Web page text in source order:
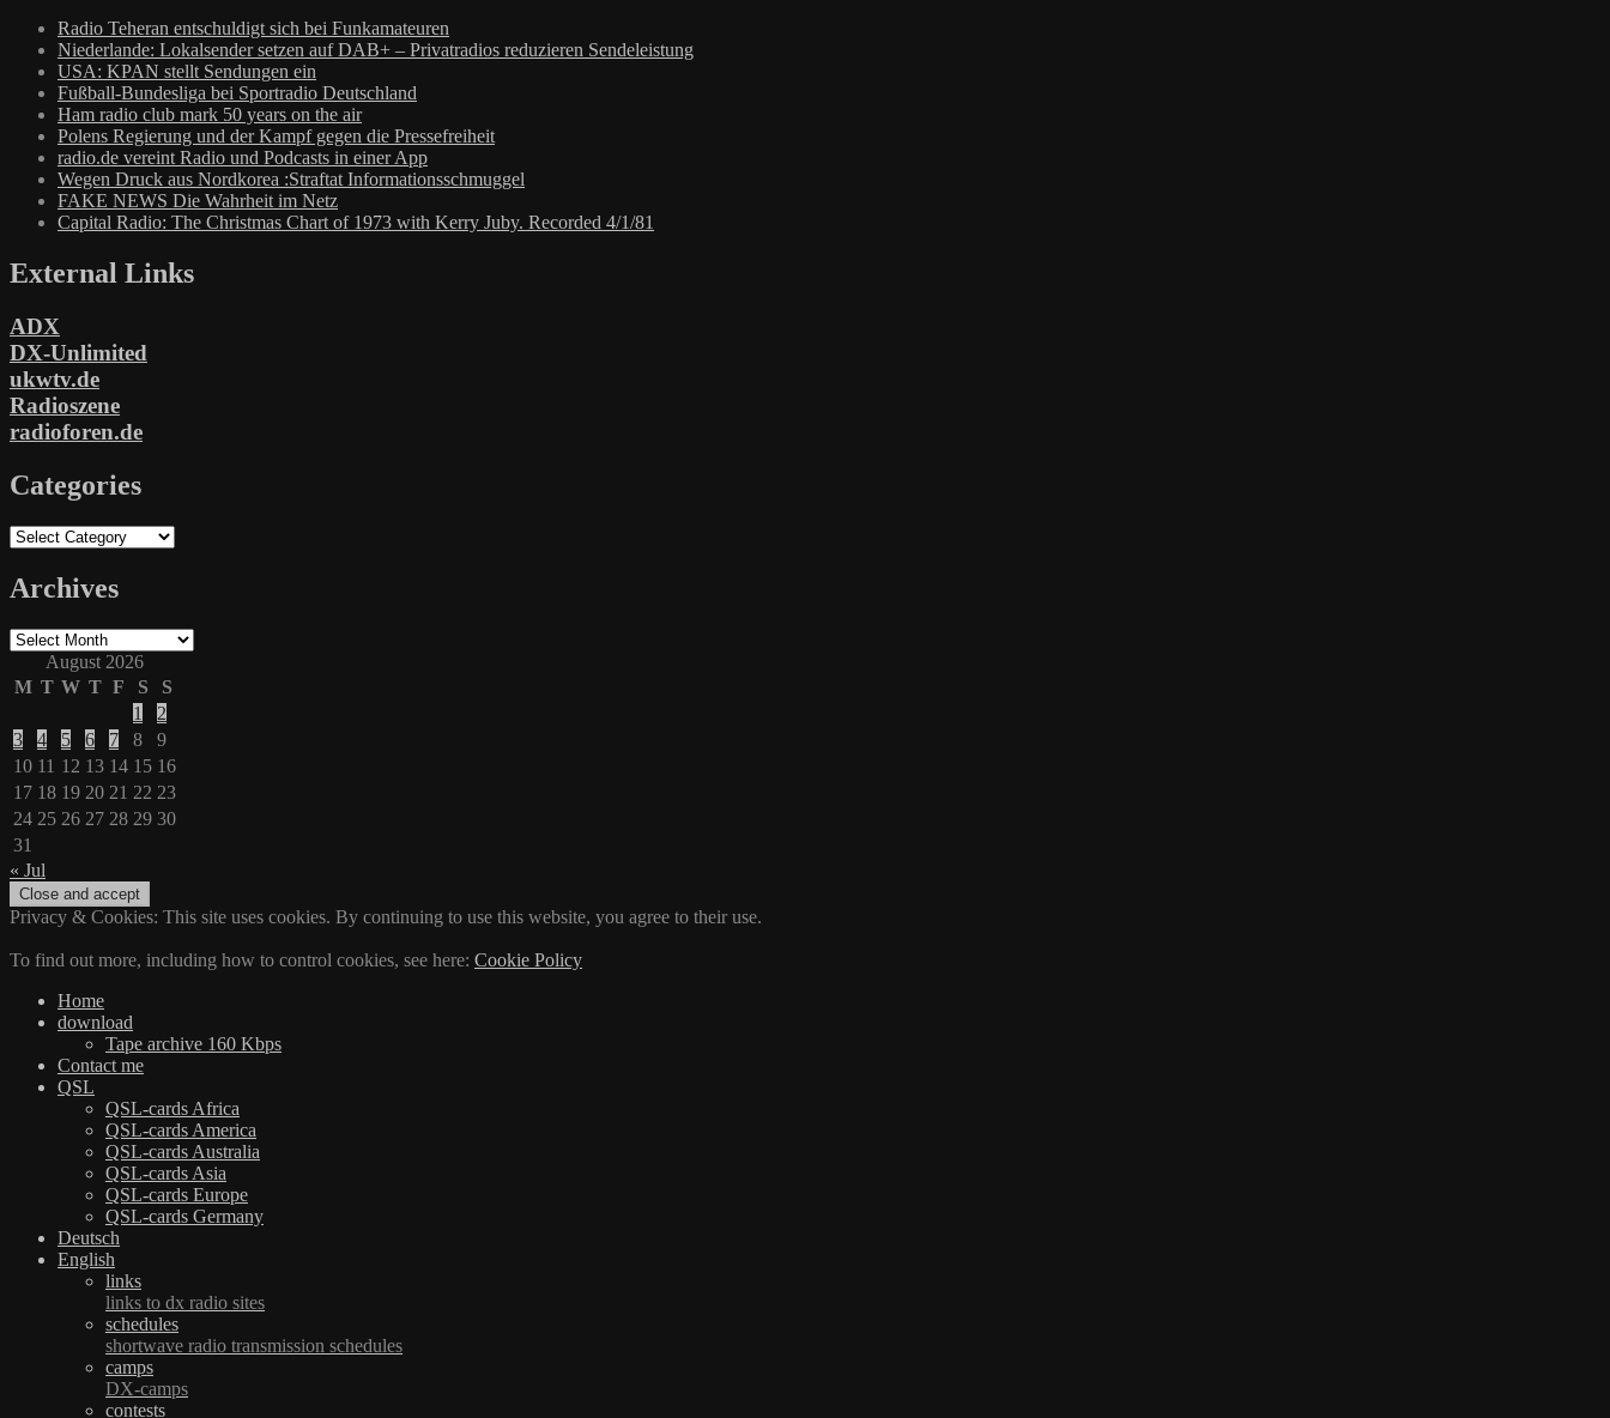
Radio Teheran entschuldigt sich bei Funkamateuren
Niederlande: Lokalsender setzen auf DAB+ – Privatradios reduzieren Sendeleistung
USA: KPAN stellt Sendungen ein
Fußball-Bundesliga bei Sportradio Deutschland
Ham radio club mark 50 years on the air
Polens Regierung und der Kampf gegen die Pressefreiheit
radio.de vereint Radio und Podcasts in einer App
Wegen Druck aus Nordkorea :Straftat Informationsschmuggel
FAKE NEWS Die Wahrheit im Netz
Capital Radio: The Christmas Chart of 1973 with Kerry Juby. Recorded 4/1/81
External Links
ADX
DX-Unlimited
ukwtv.de
Radioszene
radioforen.de
Categories
Categories
Archives
Archives
August 2026
M T W T F S
S
1
2
3
4 5 6 7 8
9
10 11 12 13 14 15 16
17 18 19 20 21 22 23
24 25 26 27 28 29 30
31
« Jul
Privacy & Cookies: This site uses cookies. By continuing to use this website, you agree to their use.
To find out more, including how to control cookies, see here: Cookie Policy
Home
download
Tape archive 160 Kbps
Contact me
QSL
QSL-cards Africa
QSL-cards America
QSL-cards Australia
QSL-cards Asia
QSL-cards Europe
QSL-cards Germany
Deutsch
English
links
links to dx radio sites
schedules
shortwave radio transmission schedules
camps
DX-camps
contests